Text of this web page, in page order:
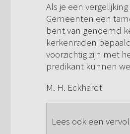
Als je een
Gemeenten een
bent van genoemd
kerkenraden
voorzichtig zijn met
predikant kunnen
M. H. Eckhardt
Lees ook een